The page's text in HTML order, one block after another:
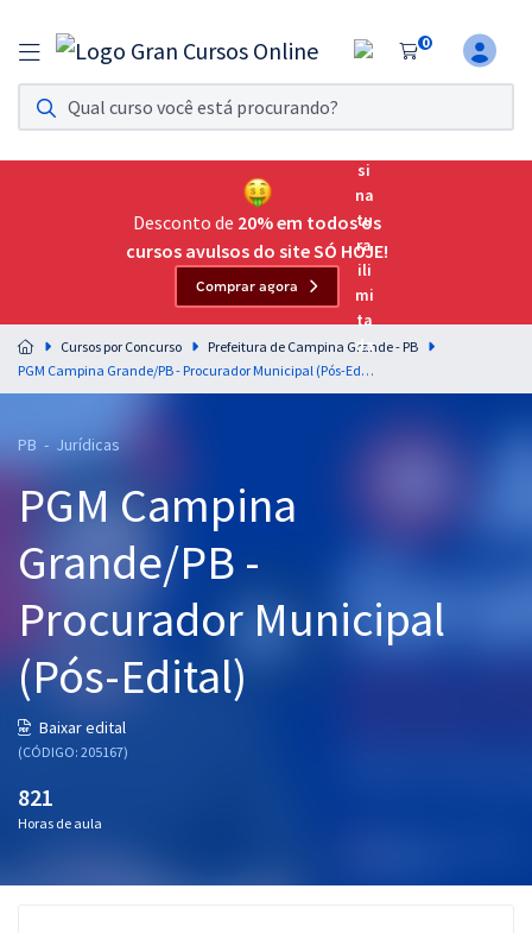
0
Assinatura Ilimitada 11
Acesso a todos os cursos. Teste grátis por 7 dias!
Assinatura OAB Até Passar
Acesso ilimitado a toda preparação para o Exame da
Residências Multiprofissionais
Preparação completa e intensiva para as principais
residências em saúde do Brasil
Cursos 20% OFF
Pós
Graduação
OAB
Conteúdo gratuito
Desconto de 20% em todos os
cursos avulsos do site SÓ HOJE!
Comprar agora
Cursos por Concurso
Prefeitura de Campina Grande - PB
PGM Campina Grande/PB - Procurador Municipal (Pós-Edital)
PB - Jurídicas
PGM Campina
Grande/PB -
Procurador Municipal
(Pós-Edital)
Baixar edital
(CÓDIGO: 205167)
821
Horas de aula